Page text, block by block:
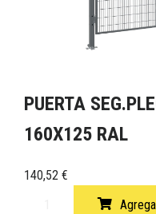
PUERTA
160X125 RAL
140,52 €